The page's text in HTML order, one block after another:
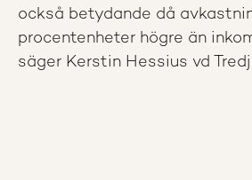
också betydande då
procentenheter högre än
säger Kerstin Hessius vd